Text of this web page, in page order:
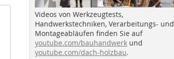
Videos von Werkzeugtests,
Handwerkstechniken, Verarbeitungs- und
Montageabläufen finden Sie auf
youtube.com/bauhandwerk und
youtube.com/dach-holzbau.